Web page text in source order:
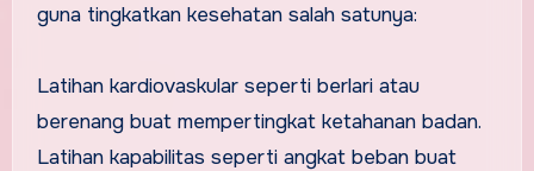
guna tingkatkan kesehatan salah satunya:
Latihan kardiovaskular seperti berlari atau
berenang buat mempertingkat ketahanan badan.
Latihan kapabilitas seperti angkat beban buat